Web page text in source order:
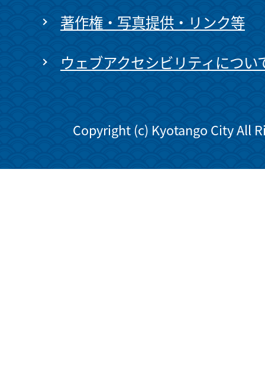
著作権・写真提供・リンク等
ウェブアクセシビリティについ
Copyright (c) Kyotango City All